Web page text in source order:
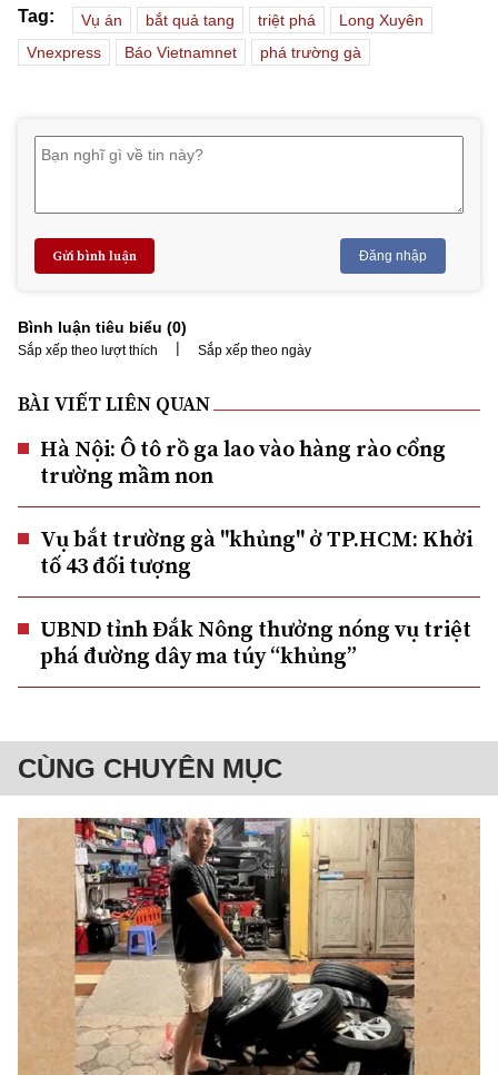
Tag: Vụ án bắt quả tang triệt phá
Long Xuyên
Vnexpress
Báo Vietnamnet phá trường gà
Gửi bình luận Đăng nhập
Bình luận tiêu biểu (0)
Sắp xếp theo lượt thích | Sắp xếp theo ngày
BÀI VIẾT LIÊN QUAN
Hà Nội: Ô tô rồ ga lao vào hàng rào cổng
trường mầm non
Vụ bắt trường gà "khủng" ở TP.HCM: Khởi
tố 43 đối tượng
UBND tỉnh Đắk Nông thưởng nóng vụ triệt
phá đường dây ma túy “khủng”
CÙNG CHUYÊN MỤC